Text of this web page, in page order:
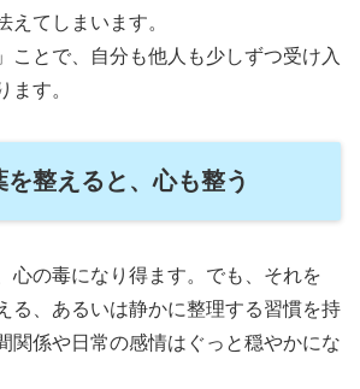
えてしまいます。
ことで、自分も他人も少しずつ受け入
ます。
を整えると、心も整う
心の毒になり得ます。でも、それを
る、あるいは静かに整理する習慣を持
関係や日常の感情はぐっと穏やかにな